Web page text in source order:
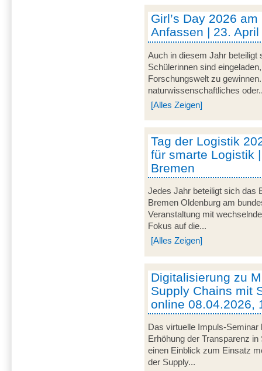
Girl’s Day 2026
Anfassen | 23.
Auch in diesem Jahr beteiligt
Schülerinnen sind
Forschungswelt zu
naturwissenschaftliches
[Alles Zeigen]
Tag der Logistik
für smarte Logistik
Bremen
Jedes Jahr beteiligt sich das
Bremen Oldenburg am
Veranstaltung mit
Fokus auf die...
[Alles Zeigen]
Digitalisierung zu
Supply Chains mit
online 08.04.2026,
Das virtuelle Impuls-Seminar
Erhöhung der Transparenz
einen Einblick zum Einsatz
der Supply...